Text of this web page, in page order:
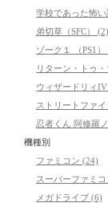
学校であった怖い
弟切草（SFC） (2)
ゾーク１ （PS1）
リターン・トゥ
ウィザードリィ
ストリートファ
忍者くん 阿修羅
機種別
ファミコン (24)
スーパーファミ
メガドライブ (6)